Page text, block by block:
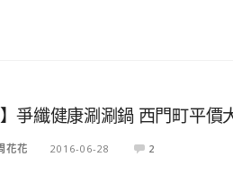
】爭纖健康涮涮鍋 西門町平
花花 2016-06-28 2